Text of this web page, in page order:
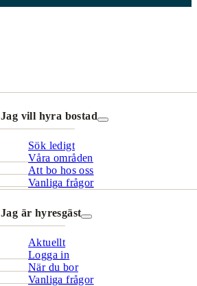
Jag vill hyra bostad
Sök ledigt
Våra områden
Att bo hos oss
Vanliga frågor
Jag är hyresgäst
Aktuellt
Logga in
När du bor
Vanliga frågor